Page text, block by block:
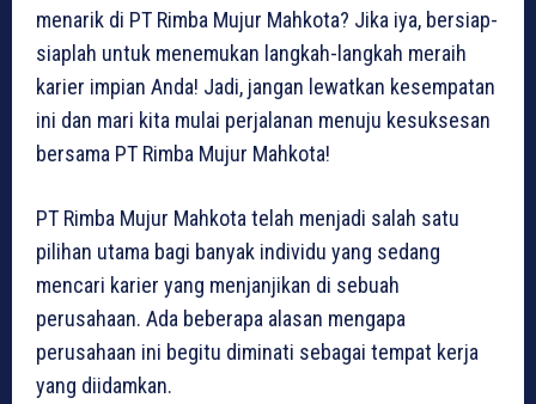
menarik di PT Rimba Mujur Mahkota? Jika iya, bersiap-
siaplah untuk menemukan langkah-langkah meraih
karier impian Anda! Jadi, jangan lewatkan kesempatan
ini dan mari kita mulai perjalanan menuju kesuksesan
bersama PT Rimba Mujur Mahkota!
PT Rimba Mujur Mahkota telah menjadi salah satu
pilihan utama bagi banyak individu yang sedang
mencari karier yang menjanjikan di sebuah
perusahaan. Ada beberapa alasan mengapa
perusahaan ini begitu diminati sebagai tempat kerja
yang diidamkan.